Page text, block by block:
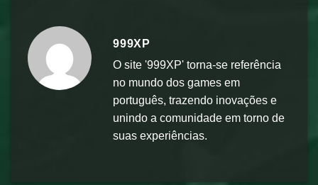
999XP
O site '999XP' torna-se referência
no mundo dos games em
português, trazendo inovações e
unindo a comunidade em torno de
suas experiências.